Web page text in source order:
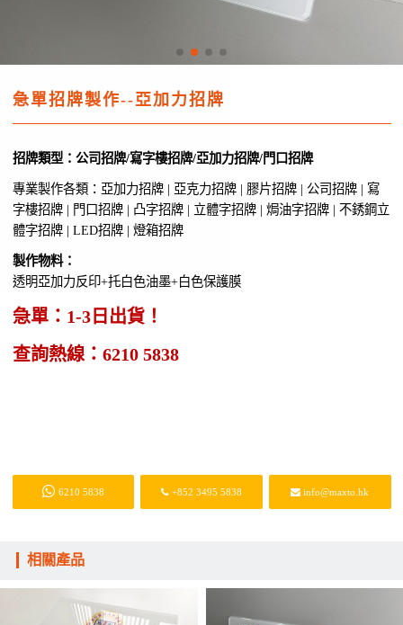
急單招牌製作--亞加力招牌
招牌類型：公司招牌/寫字樓招牌/亞加力招牌/門口招牌
專業製作各類：亞加力招牌 | 亞克力招牌 | 膠片招牌 | 公司招牌 | 寫
字樓招牌 | 門口招牌 | 凸字招牌 | 立體字招牌 | 焗油字招牌 | 不銹鋼立
體字招牌 | LED招牌 | 燈箱招牌
製作物料：
透明亞加力反印+托白色油墨+白色保護膜
急單：1-3日出貨！
查詢熱線： 6210 5838
6210 5838 +852 3495 5838 info@maxto.hk
相關產品